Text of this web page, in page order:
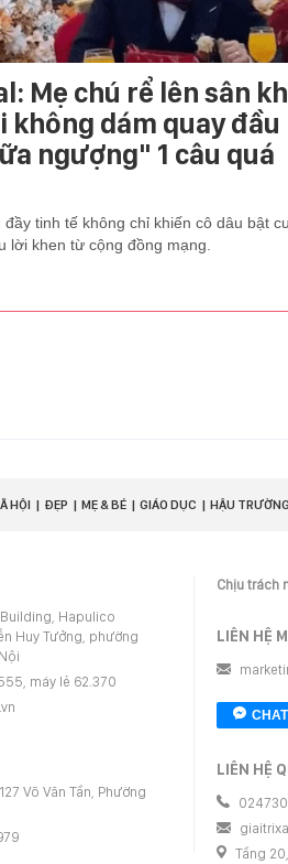
Mẹ chú rể lên sân
không dám quay đầu
ngượng" 1 câu quá
tinh tế không chỉ khiến cô dâu bật
lời khen từ cộng đồng mạng.
HỘI ĐẸP MẸ & BÉ GIÁO DỤC HẬU TRƯỜNG
Building, Hapulico
Huy Tưởng, phường
máy lẻ 62.370
Võ Văn Tần, Phường
Chịu trách
LIÊN HỆ
LIÊN HỆ
Tầng